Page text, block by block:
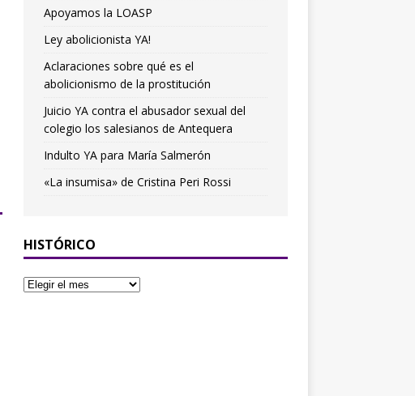
Apoyamos la LOASP
Ley abolicionista YA!
Aclaraciones sobre qué es el
abolicionismo de la prostitución
Juicio YA contra el abusador sexual del
colegio los salesianos de Antequera
Indulto YA para María Salmerón
«La insumisa» de Cristina Peri Rossi
HISTÓRICO